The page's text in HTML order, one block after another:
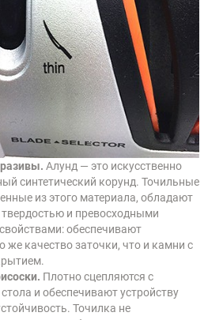
Алунд — это искусственно
синтетический корунд. Точильные
из этого материала, обладают
и превосходными
обеспечивают
же качество заточки, что и камни с
Плотно сцепляются с
и обеспечивают устройству
Точилка не